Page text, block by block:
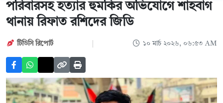
পরিবারসহ হত্যার হুমকির অভিযোগে শাহবাগ
থানায় রিফাত রশিদের জিডি
টিডিসি রিপোর্ট ১০ মার্চ ২০২৬, ০৬:৫৩ AM